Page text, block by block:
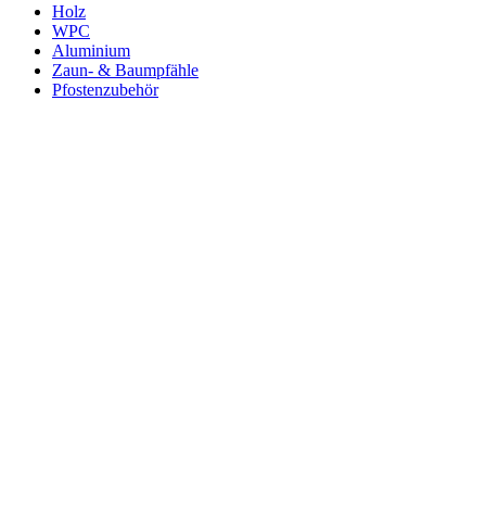
Holz
WPC
Aluminium
Zaun- & Baumpfähle
Pfostenzubehör